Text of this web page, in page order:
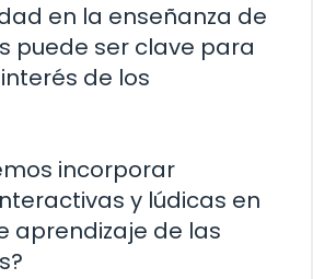
en la enseñanza de
puede ser clave para
de los
incorporar
y lúdicas en
aprendizaje de las